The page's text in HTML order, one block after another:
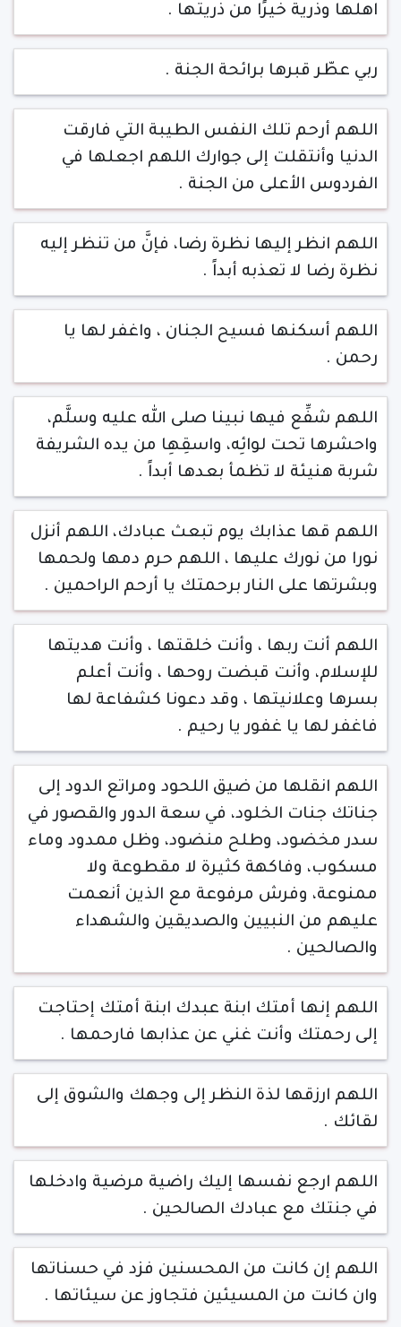
اهلها وذريةً خيرًا من ذريتها .
ربي عطّر قبرها برائحة الجنة .
اللهم أرحم تلك النفس الطيبة التي فارقت
الدنيا وأنتقلت إلى جوارك اللهم اجعلها في
الفردوس الأعلى من الجنة .
اللهم انظر إليها نظرة رضا، فإنَّ من تنظر إليه
نظرة رضا لا تعذبه أبداً .
اللهم أسكنها فسيح الجنان ، واغفر لها يا
رحمن .
اللهم شفِّع فيها نبينا صلى الله عليه وسلَّم،
واحشرها تحت لوائِه، واسقِهِا من يده الشريفة
شربة هنيئة لا تظمأ بعدها أبداً .
اللهم قها عذابك يوم تبعث عبادك، اللهم أنزل
نورا من نورك عليها ، اللهم حرم دمها ولحمها
وبشرتها على النار برحمتك يا أرحم الراحمين .
اللهم أنت ربها ، وأنت خلقتها ، وأنت هديتها
للإسلام، وأنت قبضت روحها ، وأنت أعلم
بسرها وعلانيتها ، وقد دعونا كشفاعة لها
فاغفر لها يا غفور يا رحيم .
اللهم انقلها من ضيق اللحود ومراتع الدود إلى
جناتك جنات الخلود، في سعة الدور والقصور في
سدر مخضود، وطلح منضود، وظل ممدود وماء
مسكوب، وفاكهة كثيرة لا مقطوعة ولا
ممنوعة، وفرش مرفوعة مع الذين أنعمت
عليهم من النبيين والصديقين والشهداء
والصالحين .
اللهم إنها أمتك ابنة عبدك ابنة أمتك إحتاجت
إلى رحمتك وأنت غني عن عذابها فارحمها .
اللهم ارزقها لذة النظر إلى وجهك والشوق إلى
لقائك .
اللهم ارجع نفسها إليك راضية مرضية وادخلها
في جنتك مع عبادك الصالحين .
اللهم إن كانت من المحسنين فزد في حسناتها
وان كانت من المسيئين فتجاوز عن سيئاتها .